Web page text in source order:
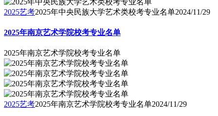
2025艺考2025年中央民族大学艺术类校考专业名单2024/11/29
2025年南京艺术学院校考专业名单
2025年南京艺术学院校考专业名单
2025艺考2025年南京艺术学院校考专业名单2024/11/29